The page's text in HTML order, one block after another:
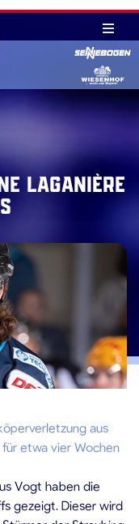
Laganière
aus
etwa vier Wochen
Vogt haben die
gezeigt. Dieser wird